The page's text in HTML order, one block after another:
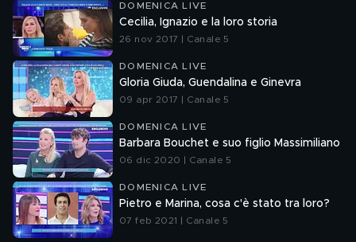
DOMENICA LIVE
Cecilia, Ignazio e la loro storia
26 nov 2017 | Canale 5
DOMENICA LIVE
Gloria Giuda, Guendalina e Ginevra
09 apr 2017 | Canale 5
DOMENICA LIVE
Barbara Bouchet e suo figlio Massimiliano
06 dic 2020 | Canale 5
DOMENICA LIVE
Pietro e Marina, cosa c'è stato tra loro?
07 feb 2021 | Canale 5